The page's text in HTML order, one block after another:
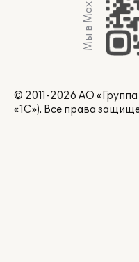
Мы в Max
© 2011-2026 АО
«1С»). Все права